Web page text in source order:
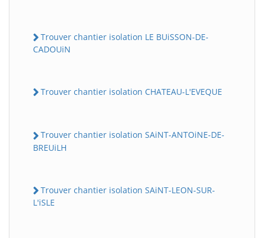
Trouver chantier isolation LE BUiSSON-DE-
CADOUiN
Trouver chantier isolation CHATEAU-L'EVEQUE
Trouver chantier isolation SAiNT-ANTOiNE-DE-
BREUiLH
Trouver chantier isolation SAiNT-LEON-SUR-
L'iSLE